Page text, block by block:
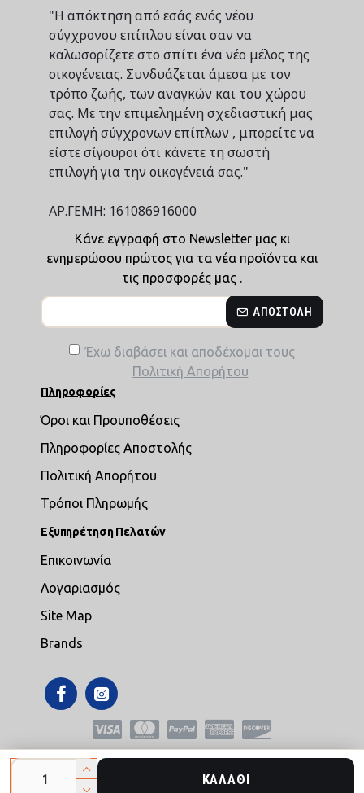
ΚΑΛΆΘΙ
"Η απόκτηση από εσάς ενός νέου
σύγχρονου επίπλου είναι σαν να
καλωσορίζετε στο σπίτι ένα νέο μέλος της
οικογένειας. Συνδυάζεται άμεσα με τον
τρόπο ζωής, των αναγκών και του χώρου
σας. Με την επιμελημένη σχεδιαστική μας
επιλογή σύγχρονων επίπλων , μπορείτε να
είστε σίγουροι ότι κάνετε τη σωστή
επιλογή για την οικογένειά σας."
ΑΡ.ΓΕΜΗ: 161086916000
Κάνε εγγραφή στο Newsletter μας κι
ενημερώσου πρώτος για τα νέα προϊόντα και
τις προσφορές μας .
ΑΠΟΣΤΟΛΉ
Έχω διαβάσει και αποδέχομαι τους
Πολιτική Απορήτου
Πληροφορίες
Όροι και Προυποθέσεις
Πληροφορίες Αποστολής
Πολιτική Απορήτου
Τρόποι Πληρωμής
Εξυπηρέτηση Πελατών
Επικοινωνία
Λογαριασμός
Site Map
Brands
Copyright © 2021,mikroepipla.gr , All Rights Reserved